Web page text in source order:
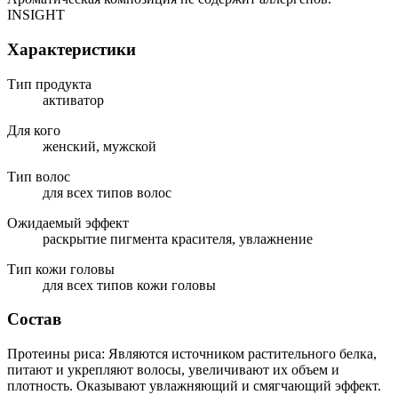
INSIGHT
Характеристики
Тип продукта
активатор
Для кого
женский, мужской
Тип волос
для всех типов волос
Ожидаемый эффект
раскрытие пигмента красителя, увлажнение
Тип кожи головы
для всех типов кожи головы
Состав
Протеины риса: Являются источником растительного белка,
питают и укрепляют волосы, увеличивают их объем и
плотность. Оказывают увлажняющий и смягчающий эффект.